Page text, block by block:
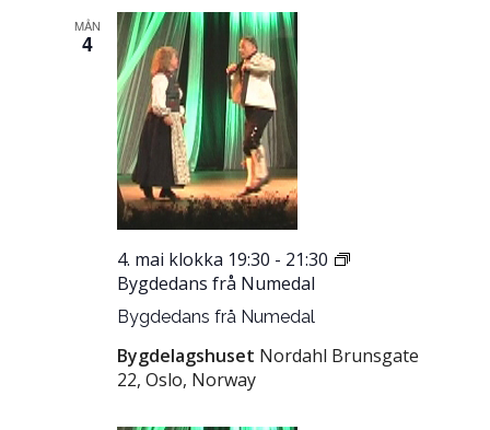
MÅN
4
Bygdedans frå Numedal
4. mai klokka 19:30 - 21:30
Bygdedans frå Numedal
Bygdelagshuset Nordahl Brunsgate
22, Oslo, Norway